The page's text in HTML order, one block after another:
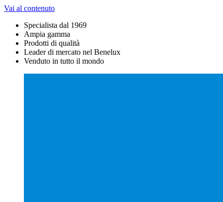
Vai al contenuto
Specialista dal 1969
Ampia gamma
Prodotti di qualità
Leader di mercato nel Benelux
Venduto in tutto il mondo